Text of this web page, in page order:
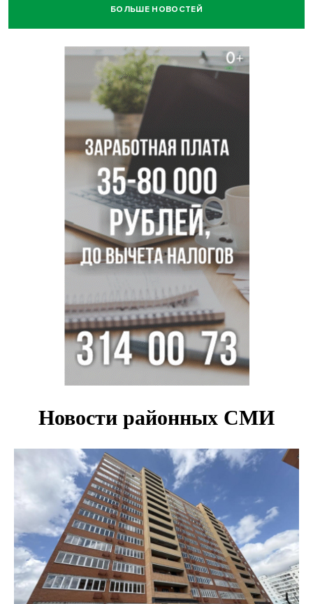
Нейросеть для диагностики депрессии в крови создали в
Двум бойцам СВО после минно-взрывной травмы
«оживили» нервы в Новосибирске
Персидский ковер «108 шахов» впервые вывезли из музея
Востока в Новосибирск
Актриса из Новосибирска Евгения Туркова сыграла мать
в сериале «Малой»
БОЛЬШЕ НОВОСТЕЙ